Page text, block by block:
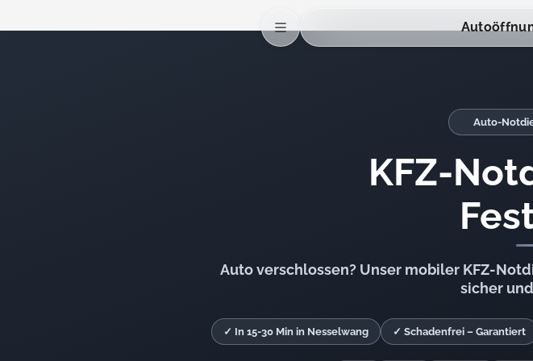
Auto-
KFZ-
Auto verschlossen? Unser mobiler KFZ-
sicher
✓ In 15-30 Min in Nesselwang ✓ Schadenfrei – Garantiert